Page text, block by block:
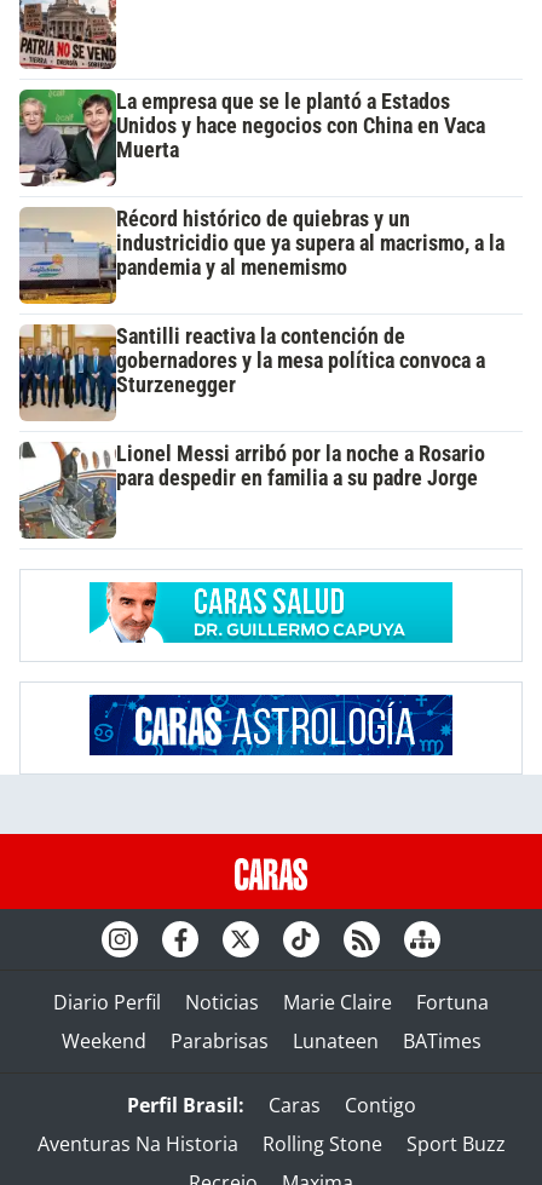
La empresa que se le plantó a Estados
Unidos y hace negocios con China en Vaca
Muerta
Récord histórico de quiebras y un
industricidio que ya supera al macrismo, a la
pandemia y al menemismo
Santilli reactiva la contención de
gobernadores y la mesa política convoca a
Sturzenegger
Lionel Messi arribó por la noche a Rosario
para despedir en familia a su padre Jorge
Diario Perfil Noticias Marie Claire
Fortuna
Weekend
Parabrisas Lunateen BATimes
Perfil Brasil: Caras
Contigo
Aventuras Na Historia
Rolling Stone
Sport Buzz